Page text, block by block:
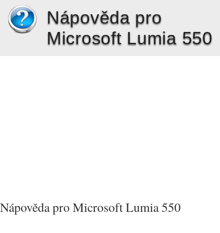
Nápověda pro
Microsoft Lumia 550
Nápověda pro Microsoft Lumia 550